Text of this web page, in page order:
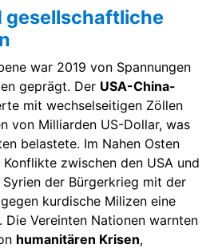
gesellschaftliche
war 2019 von Spannungen
geprägt. Der USA-China-
mit wechselseitigen Zöllen
von Milliarden US-Dollar, was
belastete. Im Nahen Osten
zwischen den USA und
der Bürgerkrieg mit der
kurdische Milizen eine
Die Vereinten Nationen warnten
humanitären Krisen,